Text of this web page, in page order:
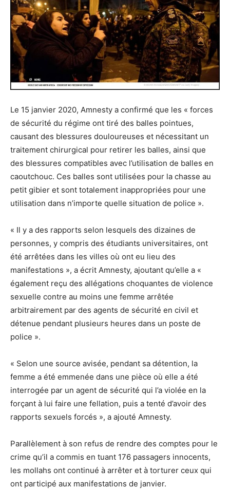
Le 15 janvier 2020, Amnesty a confirmé que les « forces
de sécurité du régime ont tiré des balles pointues,
causant des blessures douloureuses et nécessitant un
traitement chirurgical pour retirer les balles, ainsi que
des blessures compatibles avec l’utilisation de balles en
caoutchouc. Ces balles sont utilisées pour la chasse au
petit gibier et sont totalement inappropriées pour une
utilisation dans n’importe quelle situation de police ».
« Il y a des rapports selon lesquels des dizaines de
personnes, y compris des étudiants universitaires, ont
été arrêtées dans les villes où ont eu lieu des
manifestations », a écrit Amnesty, ajoutant qu’elle a «
également reçu des allégations choquantes de violence
sexuelle contre au moins une femme arrêtée
arbitrairement par des agents de sécurité en civil et
détenue pendant plusieurs heures dans un poste de
police ».
« Selon une source avisée, pendant sa détention, la
femme a été emmenée dans une pièce où elle a été
interrogée par un agent de sécurité qui l’a violée en la
forçant à lui faire une fellation, puis a tenté d’avoir des
rapports sexuels forcés », a ajouté Amnesty.
Parallèlement à son refus de rendre des comptes pour le
crime qu’il a commis en tuant 176 passagers innocents,
les mollahs ont continué à arrêter et à torturer ceux qui
ont participé aux manifestations de janvier.